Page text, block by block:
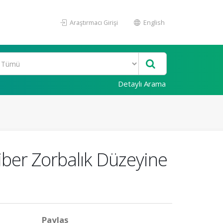
Araştırmacı Girişi English
Detaylı Arama
Zorbalık Düzeyine
Paylaş